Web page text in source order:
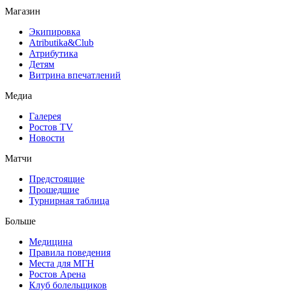
Магазин
Экипировка
Atributika&Club
Атрибутика
Детям
Витрина впечатлений
Медиа
Галерея
Ростов TV
Новости
Матчи
Предстоящие
Прошедшие
Турнирная таблица
Больше
Медицина
Правила поведения
Места для МГН
Ростов Арена
Клуб болельщиков